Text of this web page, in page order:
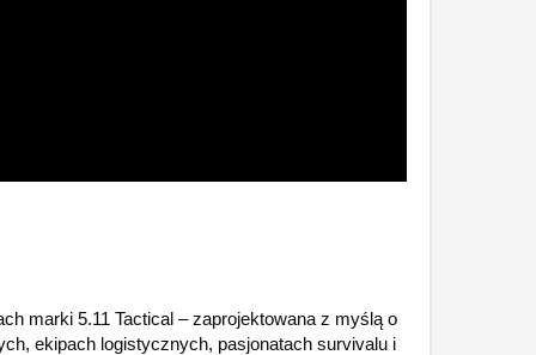
marki 5.11 Tactical – zaprojektowana z myślą o
ekipach logistycznych, pasjonatach survivalu i